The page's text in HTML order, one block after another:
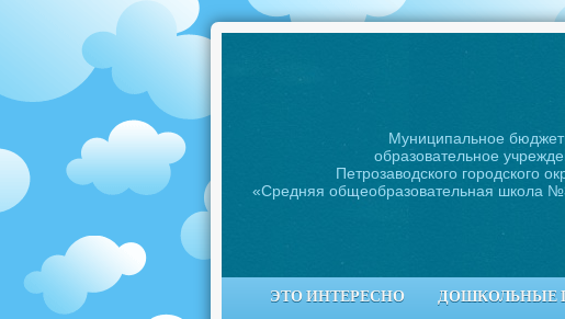
Муниципальное
образовательное
Петрозаводского городского
«Средняя общеобразовательная школа
ЭТО ИНТЕРЕСНО ДОШКОЛЬНЫЕ